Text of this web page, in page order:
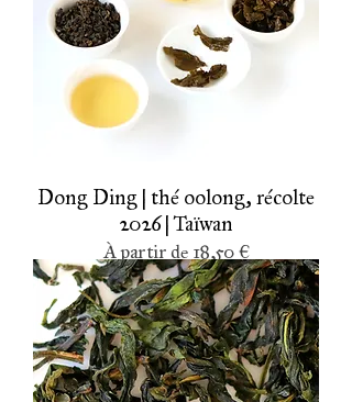
Dong Ding | thé oolong, récolte
2026 | Taïwan
À partir de 18,50 €
Prix promotionnel